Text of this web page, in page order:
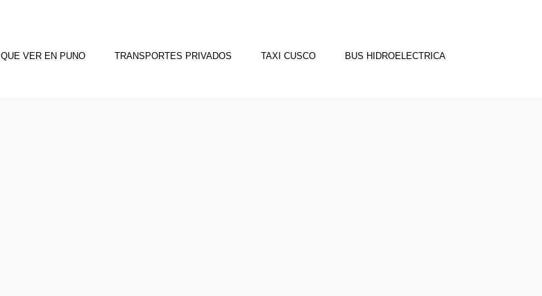
QUE VER EN PUNO TRANSPORTES PRIVADOS TAXI CUSCO BUS HIDROELECTRICA